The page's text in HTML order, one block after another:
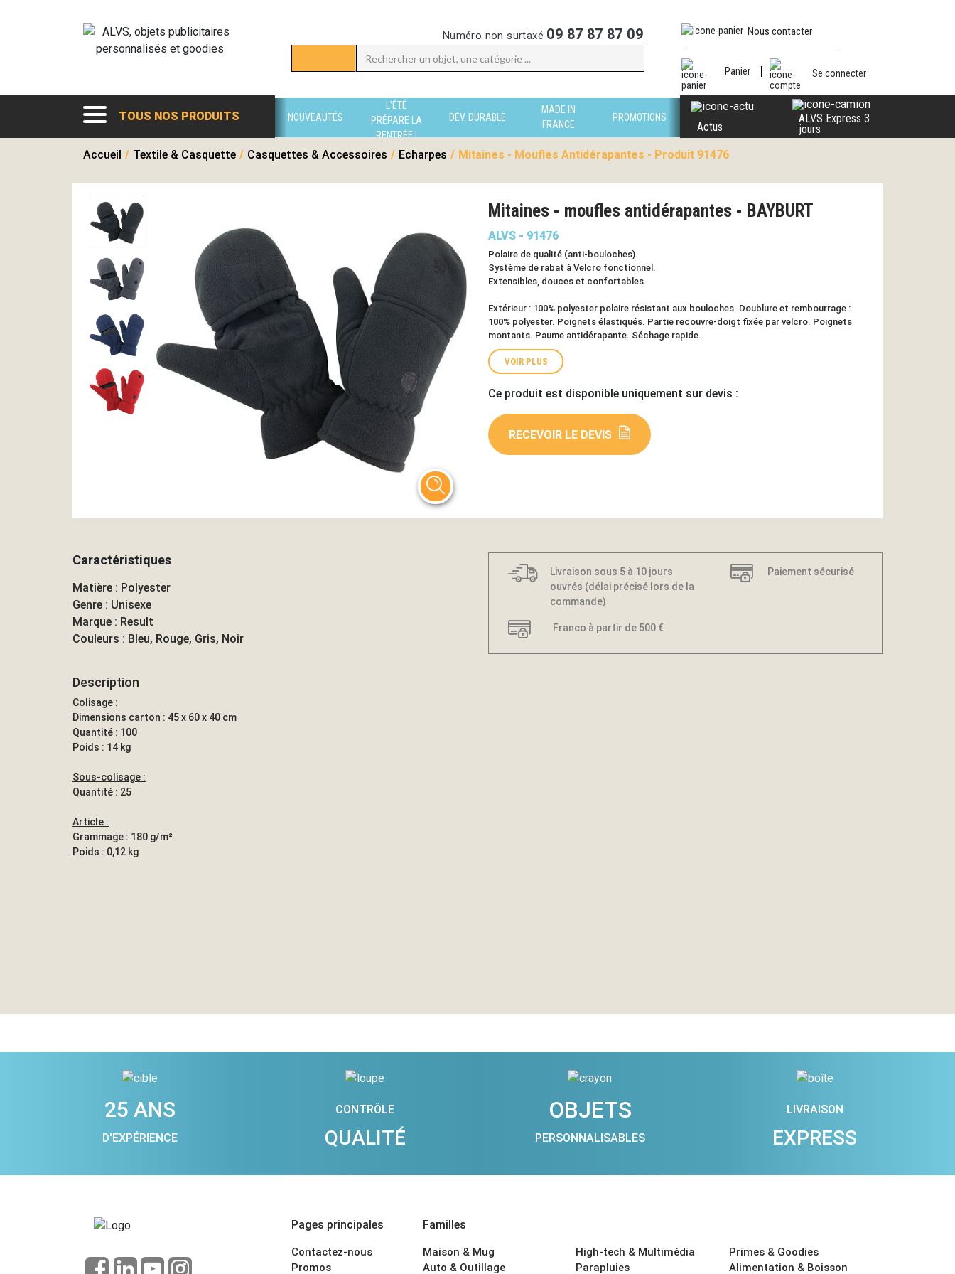
Numéro non surtaxé 09 87 87 87 09 Nous contacter
Panier Se connecter
TOUS NOS PRODUITS NOUVEAUTÉS
L'ÉTÉ
PRÉPARE LA
RENTRÉE !
DÉV. DURABLE
MADE IN
FRANCE
PROMOTIONS
Actus
ALVS Express 3
jours
Accueil / Textile & Casquette / Casquettes & Accessoires / Echarpes / Mitaines - Moufles Antidérapantes - Produit 91476
Mitaines - moufles antidérapantes - BAYBURT
ALVS - 91476
Polaire de qualité (anti-bouloches).
Système de rabat à Velcro fonctionnel.
Extensibles, douces et confortables.
Extérieur : 100% polyester polaire résistant aux bouloches. Doublure et rembourrage :
100% polyester. Poignets élastiqués. Partie recouvre-doigt fixée par velcro. Poignets
montants. Paume antidérapante. Séchage rapide.
VOIR PLUS
Ce produit est disponible uniquement sur devis :
RECEVOIR LE DEVIS
Caractéristiques
Matière : Polyester
Genre : Unisexe
Marque : Result
Couleurs : Bleu, Rouge, Gris, Noir
Description
Colisage :
Dimensions carton : 45 x 60 x 40 cm
Quantité : 100
Poids : 14 kg
Sous-colisage :
Quantité : 25
Article :
Grammage : 180 g/m²
Poids : 0,12 kg
Livraison sous 5 à 10 jours
ouvrés (délai précisé lors de la
commande)
Paiement sécurisé
Franco à partir de 500 €
25 ANS
D'EXPÉRIENCE
CONTRÔLE
QUALITÉ
OBJETS
PERSONNALISABLES
LIVRAISON
EXPRESS
Pages principales
Contactez-nous
Promos
Familles
Maison & Mug
Auto & Outillage
High-tech & Multimédia
Parapluies
Primes & Goodies
Alimentation & Boisson